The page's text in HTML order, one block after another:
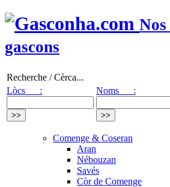
gascons
Recherche / Cèrca...
Lòcs :
Noms :
Comenge & Coseran
Aran
Nébouzan
Savés
Còr de Comenge